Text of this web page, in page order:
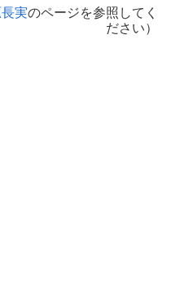
実のページを参照してく
ださい）